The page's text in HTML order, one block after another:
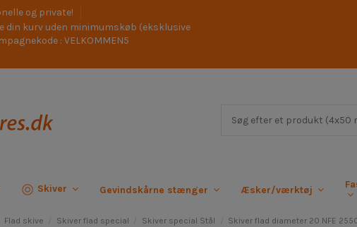
og private!
din kurv uden minimumskøb (eksklusive
: VELKOMMEN5
Skiver Gevindskårne stænger Æsker/værktøj
Flad skive Skiver flad special Skiver special Stål Skiver flad diameter 20 NFE